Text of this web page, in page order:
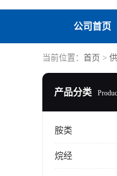
公司首页
当前位置： 首页 >
产品分类
胺类
烷经